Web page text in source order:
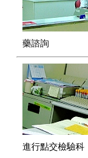
藥諮詢
進行點交檢驗科